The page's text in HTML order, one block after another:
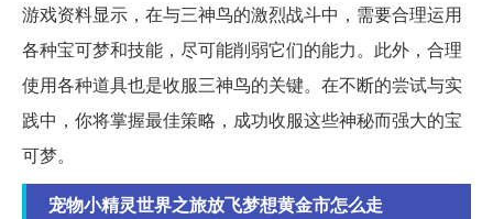
游戏资料显示，在与三神鸟的激烈战斗中，需要合理运用
各种宝可梦和技能，尽可能削弱它们的能力。此外，合理
使用各种道具也是收服三神鸟的关键。在不断的尝试与实
践中，你将掌握最佳策略，成功收服这些神秘而强大的宝
可梦。
宠物小精灵世界之旅放飞梦想黄金市怎么走